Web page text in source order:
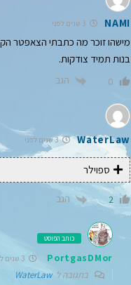
NAMI
מישהו זוכר מה כתבתי הצאפטר
בנות תמיד צודקות.
0 הגב
WaterLaw 3 שנים לפני
ספוילר
2 הגב
כותב הפוסט
PortgasDMor
בתגובה לWaterLaw